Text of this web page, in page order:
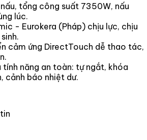
tổng công suất 7350W, nấu
lúc.
- Eurokera (Pháp) chịu lực, chịu
cảm ứng DirectTouch dễ thao tác,
tính năng an toàn: tự ngắt, khóa
cảnh báo nhiệt dư.